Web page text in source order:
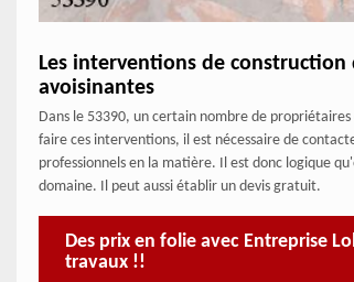
Les interventions de
avoisinantes
Dans le 53390, un certain nombre de
faire ces interventions, il est nécessaire de
professionnels en la matière. Il est donc logique
domaine. Il peut aussi établir un devis gratuit.
Des prix en folie avec Entreprise
travaux !!